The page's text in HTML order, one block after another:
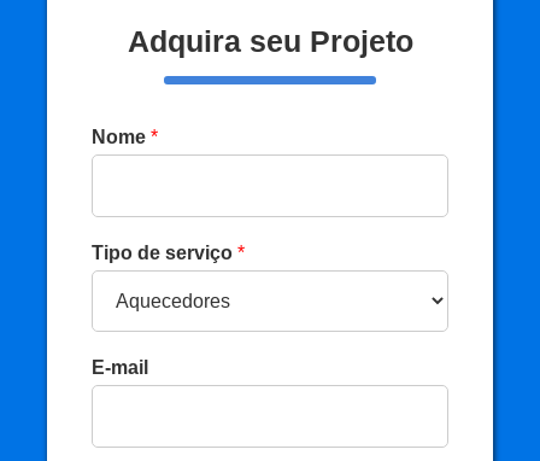
Adquira seu Projeto
Nome *
Tipo de serviço *
E-mail